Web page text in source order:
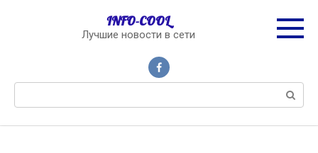
INFO-COOL
Лучшие новости в сети